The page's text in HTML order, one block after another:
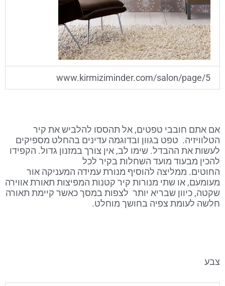
www.kirmiziminder.com/salon/page/5
אם אתם חובבי טפטים, אל תהססו להלביש את קיר
הטלוויזיה. טפט בגוון ובדוגמה עדינים בהחלט מספיקים
לעשות את ההבדל. שימו לב, אין צורך במזנון גדול. הקפידו
להכין מבעוד מועד השחלות בקיר לכל
החוטים. ממליצה להוסיף מנורת עמידה המעניקה אור
מעומעם, או שתי מנורות קיר קטנות המפיצות תאורת אווירה
שקטה, כיוון שבריא יותר לצפות במסך כאשר קיימת תאורה
חלשה לעומת צפיה בחושך מוחלט.
צבע